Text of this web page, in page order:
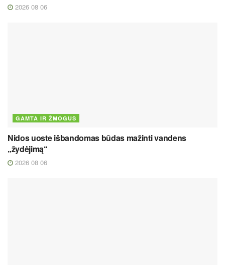
2026 08 06
GAMTA IR ŽMOGUS
Nidos uoste išbandomas būdas mažinti vandens
„žydėjimą“
2026 08 06